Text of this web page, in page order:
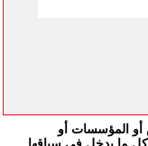
أو المؤسسات أو